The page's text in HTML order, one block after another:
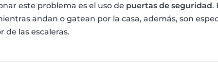
este problema es el uso de puertas de seguridad.
andan o gatean por la casa, además, son
de las escaleras.